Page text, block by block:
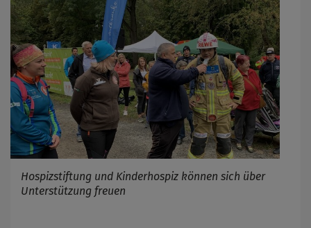
Hospizstiftung und Kinderhospiz können sich über
Unterstützung freuen
Anbieter
Zweck
Marketing/Tracking
Cookie Name
_osm_totp_token
Cookie Laufzeit
Name
Cookies die bei der Verwendung von
OpenWeatherAPI gesetzt werden
Anbieter
Cookie Name
Cookie Laufzeit